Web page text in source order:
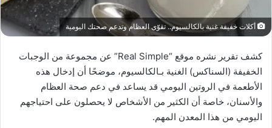
أكلات خفيفة غنية بالكالسيوم.. تقوّى العظام وتدعم صحتك اليومية
كشف تقرير نشره موقع “Real Simple” عن مجموعة من الوجبات
الخفيفة (السناكس) الغنية بـالكالسيوم، موضحًا أن إدخال هذه
الأطعمة في الروتين اليومي قد يساعد في دعم صحة العظام
والأسنان، خاصة أن الكثير من الأشخاص لا يحصلون على احتياجهم
اليومي من هذا المعدن المهم.